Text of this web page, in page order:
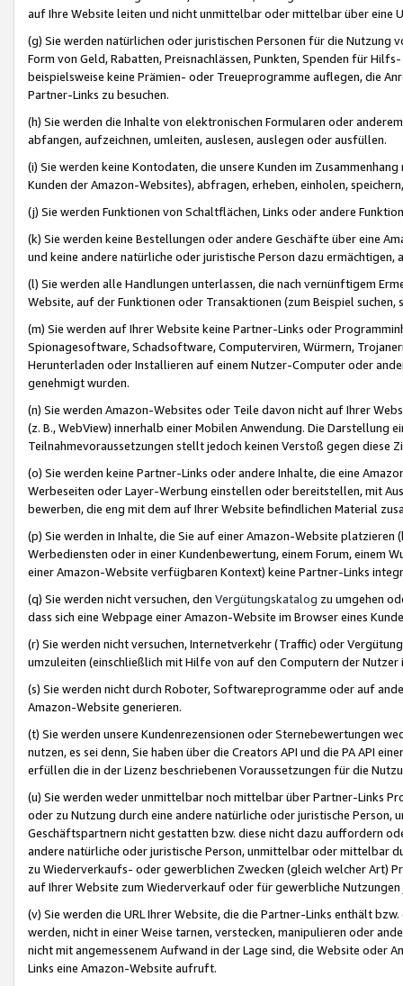
auf Ihre Website leiten und nicht unmittelbar oder mittelbar über eine
(g) Sie werden natürlichen oder juristischen Personen für die Nutzung
Form von Geld, Rabatten, Preisnachlässen, Punkten, Spenden für
beispielsweise keine Prämien- oder Treueprogramme auflegen, die
Partner-Links zu besuchen.
(h) Sie werden die Inhalte von elektronischen Formularen oder
abfangen, aufzeichnen, umleiten, auslesen, auslegen oder ausfüllen.
(i) Sie werden keine Kontodaten, die unsere Kunden im
Kunden der Amazon-Websites), abfragen, erheben, einholen,
(j) Sie werden Funktionen von Schaltflächen, Links oder andere
(k) Sie werden keine Bestellungen oder andere Geschäfte über eine
und keine andere natürliche oder juristische Person dazu
(l) Sie werden alle Handlungen unterlassen, die nach vernünftigem
Website, auf der Funktionen oder Transaktionen (zum Beispiel
(m) Sie werden auf Ihrer Website keine Partner-Links oder
Spionagesoftware, Schadsoftware, Computerviren, Würmern,
Herunterladen oder Installieren auf einem Nutzer-Computer oder
genehmigt wurden.
(n) Sie werden Amazon-Websites oder Teile davon nicht auf Ihrer
(z. B., WebView) innerhalb einer Mobilen Anwendung. Die Darstellung
Teilnahmevoraussetzungen stellt jedoch keinen Verstoß gegen diese
(o) Sie werden keine Partner-Links oder andere Inhalte, die eine
Werbeseiten oder Layer-Werbung einstellen oder bereitstellen, mit
bewerben, die eng mit dem auf Ihrer Website befindlichen Material
(p) Sie werden in Inhalte, die Sie auf einer Amazon-Website
Werbediensten oder in einer Kundenbewertung, einem Forum, einem
einer Amazon-Website verfügbaren Kontext) keine Partner-Links
(q) Sie werden nicht versuchen, den Vergütungskatalog zu umgehen
dass sich eine Webpage einer Amazon-Website im Browser eines
(r) Sie werden nicht versuchen, Internetverkehr (Traffic) oder
umzuleiten (einschließlich mit Hilfe von auf den Computern der
(s) Sie werden nicht durch Roboter, Softwareprogramme oder auf
Amazon-Website generieren.
(t) Sie werden unsere Kundenrezensionen oder Sternebewertungen
nutzen, es sei denn, Sie haben über die Creators API und die PA API
erfüllen die in der Lizenz beschriebenen Voraussetzungen für die
(u) Sie werden weder unmittelbar noch mittelbar über Partner-Links
oder zu Nutzung durch eine andere natürliche oder juristische
Geschäftspartnern nicht gestatten bzw. diese nicht dazu auffordern
andere natürliche oder juristische Person, unmittelbar oder mittelbar
zu Wiederverkaufs- oder gewerblichen Zwecken (gleich welcher Art)
auf Ihrer Website zum Wiederverkauf oder für gewerbliche
(v) Sie werden die URL Ihrer Website, die die Partner-Links enthält
werden, nicht in einer Weise tarnen, verstecken, manipulieren oder
nicht mit angemessenem Aufwand in der Lage sind, die Website oder
Links eine Amazon-Website aufruft.